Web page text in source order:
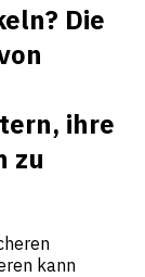
Die
ihre
zu
kann